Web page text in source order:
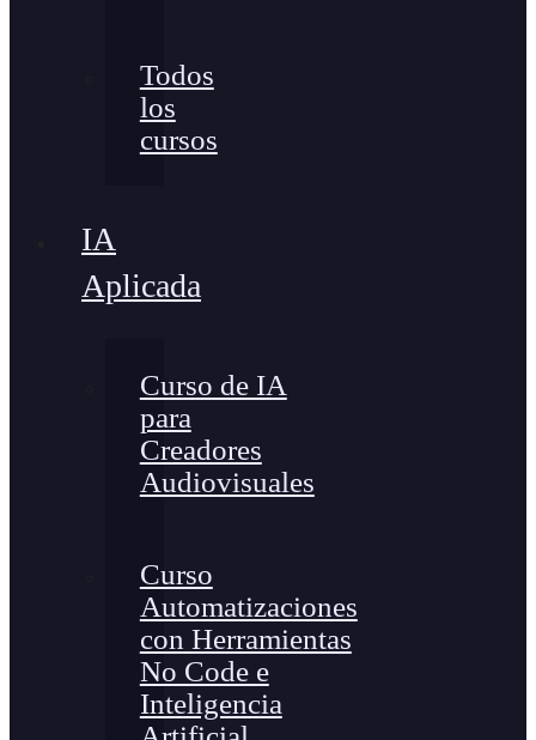
Todos
los
cursos
IA
Aplicada
Curso de IA
para
Creadores
Audiovisuales
Curso
Automatizaciones
con Herramientas
No Code e
Inteligencia